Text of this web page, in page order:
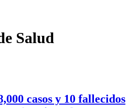
Salud
casos y 10 fallecidos